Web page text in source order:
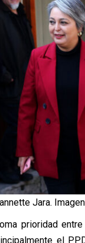
Jara.
prioridad
el